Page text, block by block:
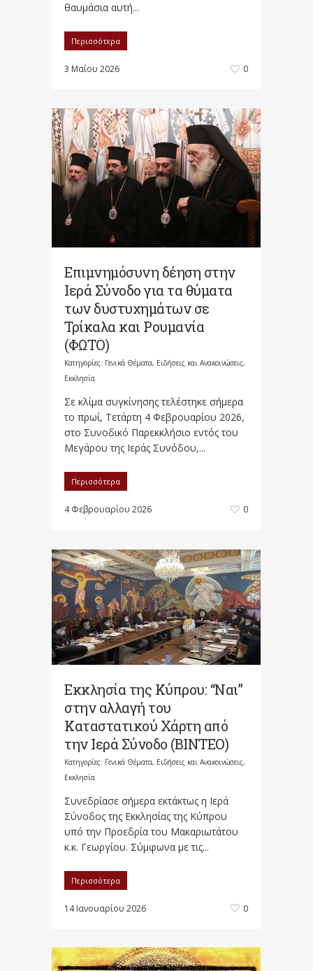
θαυμάσια αυτή...
Περισσότερα
3 Μαΐου 2026 0
Επιμνημόσυνη δέηση στην
Ιερά Σύνοδο για τα θύματα
των δυστυχημάτων σε
Τρίκαλα και Ρουμανία
(ΦΩΤΟ)
Κατηγορίες: Γενικά Θέματα, Ειδήσεις και Ανακοινώσεις,
Εκκλησία
Σε κλίμα συγκίνησης τελέστηκε σήμερα
το πρωί, Τετάρτη 4 Φεβρουαρίου 2026,
στο Συνοδικό Παρεκκλήσιο εντός του
Μεγάρου της Ιεράς Συνόδου,...
Περισσότερα
4 Φεβρουαρίου 2026 0
Εκκλησία της Κύπρου: “Ναι”
στην αλλαγή του
Καταστατικού Χάρτη από
την Ιερά Σύνοδο (ΒΙΝΤΕΟ)
Κατηγορίες: Γενικά Θέματα, Ειδήσεις και Ανακοινώσεις,
Εκκλησία
Συνεδρίασε σήμερα εκτάκτως η Ιερά
Σύνοδος της Εκκλησίας της Κύπρου
υπό την Προεδρία του Μακαριωτάτου
κ.κ. Γεωργίου. Σύμφωνα με τις...
Περισσότερα
14 Ιανουαρίου 2026 0